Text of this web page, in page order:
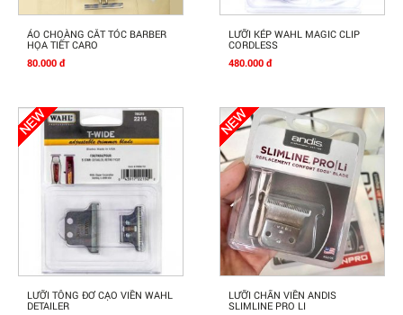
Mua Ngay
ÁO CHOÀNG CẮT TÓC BARBER
HỌA TIẾT CARO
80.000 đ
Mua Ngay
LƯỠI KÉP WAHL MAGIC CLIP
CORDLESS
480.000 đ
Mua Ngay
LƯỠI TÔNG ĐƠ CẠO VIỀN WAHL
DETAILER
Mua Ngay
LƯỠI CHẤN VIỀN ANDIS
SLIMLINE PRO LI